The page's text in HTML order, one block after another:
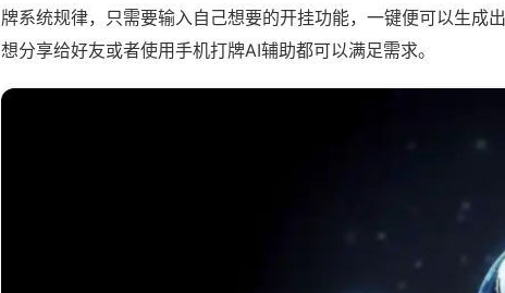
牌系统规律，只需要输入自己想要的开挂功能，一键便可以生成
想分享给好友或者使用手机打牌AI辅助都可以满足需求。